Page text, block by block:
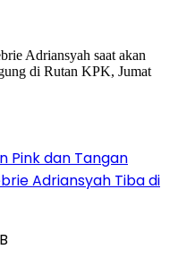
Pink dan Tangan
Adriansyah Tiba di